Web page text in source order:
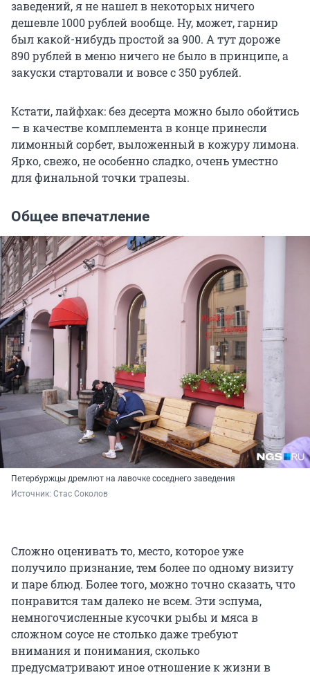
заведений, я не нашел в некоторых ничего
дешевле 1000 рублей вообще. Ну, может, гарнир
был какой-нибудь простой за 900. А тут дороже
890 рублей в меню ничего не было в принципе, а
закуски стартовали и вовсе с 350 рублей.
Кстати, лайфхак: без десерта можно было обойтись
— в качестве комплемента в конце принесли
лимонный сорбет, выложенный в кожуру лимона.
Ярко, свежо, не особенно сладко, очень уместно
для финальной точки трапезы.
Общее впечатление
Петербуржцы дремлют на лавочке соседнего заведения
Источник: Стас Соколов
Сложно оценивать то, место, которое уже
получило признание, тем более по одному визиту
и паре блюд. Более того, можно точно сказать, что
понравится там далеко не всем. Эти эспума,
немногочисленные кусочки рыбы и мяса в
сложном соусе не столько даже требуют
внимания и понимания, сколько
предусматривают иное отношение к жизни в